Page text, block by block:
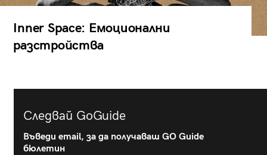
Inner Space: Емоционални
разстройства
Следвай GoGuide
Въведи email, за да получаваш GO Guide
бюлетин